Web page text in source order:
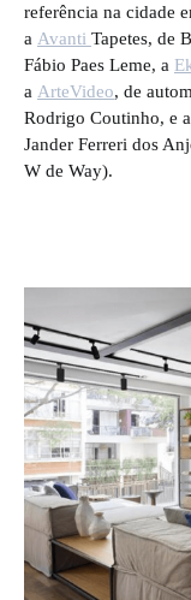
referência na cidade
a Avanti Tapetes, de
Fábio Paes Leme, a
a ArteVideo, de
Rodrigo Coutinho, e a
Jander Ferreri dos
W de Way).